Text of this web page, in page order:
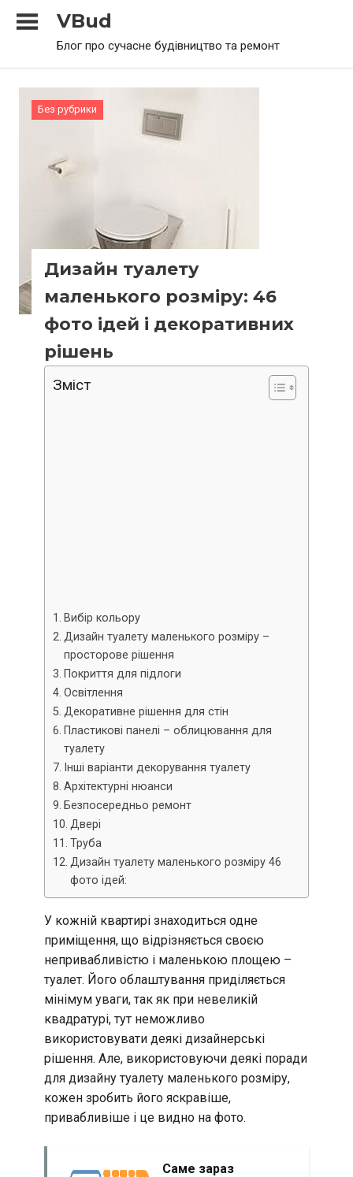
VBud
Блог про сучасне будівництво та ремонт
Без рубрики
Дизайн туалету
маленького розміру: 46
фото ідей і декоративних
рішень
Зміст
Вибір кольору
Дизайн туалету маленького розміру –
просторове рішення
Покриття для підлоги
Освітлення
Декоративне рішення для стін
Пластикові панелі – облицювання для
туалету
Інші варіанти декорування туалету
Архітектурні нюанси
Безпосередньо ремонт
Двері
Труба
Дизайн туалету маленького розміру 46
фото ідей:
У кожній квартирі знаходиться одне
приміщення, що відрізняється своєю
непривабливістю і маленькою площею –
туалет. Його облаштування приділяється
мінімум уваги, так як при невеликій
квадратурі, тут неможливо
використовувати деякі дизайнерські
рішення. Але, використовуючи деякі поради
для дизайну туалету маленького розміру,
кожен зробить його яскравіше,
привабливіше і це видно на фото.
Саме зараз